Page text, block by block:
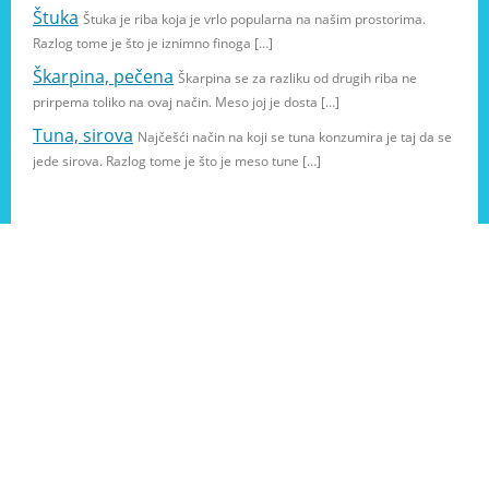
Štuka Štuka je riba koja je vrlo popularna na našim prostorima.
Razlog tome je što je iznimno finoga […]
Škarpina, pečena Škarpina se za razliku od drugih riba ne
prirpema toliko na ovaj način. Meso joj je dosta […]
Tuna, sirova Najčešći način na koji se tuna konzumira je taj da se
jede sirova. Razlog tome je što je meso tune […]